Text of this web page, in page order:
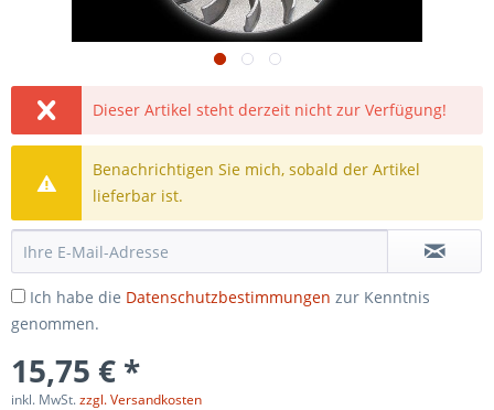
Dieser Artikel steht derzeit nicht zur Verfügung!
Benachrichtigen Sie mich, sobald der Artikel
lieferbar ist.
Ich habe die Datenschutzbestimmungen zur Kenntnis
genommen.
15,75 € *
inkl. MwSt.zzgl. Versandkosten